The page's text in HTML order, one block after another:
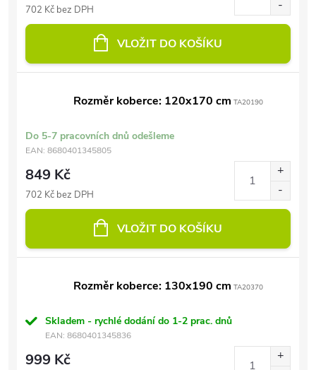
702 Kč bez DPH
VLOŽIT DO KOŠÍKU
Rozměr koberce: 120x170 cm TA20190
Do 5-7 pracovních dnů odešleme
EAN: 8680401345805
849 Kč
702 Kč bez DPH
VLOŽIT DO KOŠÍKU
Rozměr koberce: 130x190 cm TA20370
Skladem - rychlé dodání do 1-2 prac. dnů
EAN: 8680401345836
999 Kč